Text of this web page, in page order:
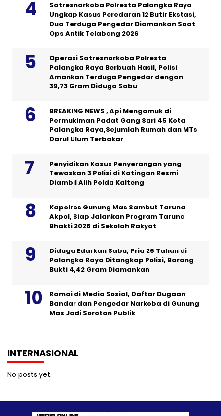
Satresnarkoba Polresta Palangka Raya
Ungkap Kasus Peredaran 12 Butir Ekstasi,
Dua Terduga Pengedar Diamankan Saat
Ops Antik Telabang 2026
Operasi Satresnarkoba Polresta
Palangka Raya Berbuah Hasil, Polisi
Amankan Terduga Pengedar dengan
39,73 Gram Diduga Sabu
BREAKING NEWS , Api Mengamuk di
Permukiman Padat Gang Sari 45 Kota
Palangka Raya,Sejumlah Rumah dan MTs
Darul Ulum Terbakar
Penyidikan Kasus Penyerangan yang
Tewaskan 3 Polisi di Katingan Resmi
Diambil Alih Polda Kalteng
Kapolres Gunung Mas Sambut Taruna
Akpol, Siap Jalankan Program Taruna
Bhakti 2026 di Sekolah Rakyat
Diduga Edarkan Sabu, Pria 26 Tahun di
Palangka Raya Ditangkap Polisi, Barang
Bukti 4,42 Gram Diamankan
Ramai di Media Sosial, Daftar Dugaan
Bandar dan Pengedar Narkoba di Gunung
Mas Jadi Sorotan Publik
INTERNASIONAL
No posts yet.